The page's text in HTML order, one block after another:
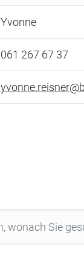
Yvonne
061 267 67 37